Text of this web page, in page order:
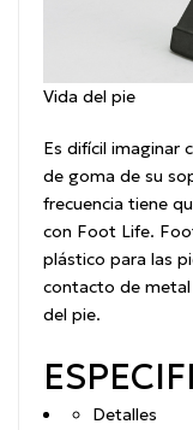
Vida del pie
Es difícil imaginar
de goma de su
frecuencia tiene
con Foot Life.
plástico para las
contacto de
del pie.
Detalles